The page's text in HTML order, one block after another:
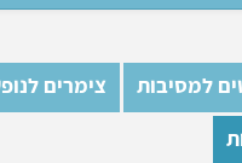
למסיבות צימרים